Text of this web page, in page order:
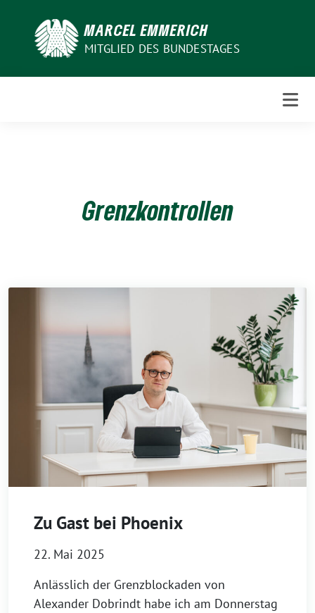
MARCEL EMMERICH
MITGLIED DES BUNDESTAGES
Grenzkontrollen
Zu Gast bei Phoenix
22. Mai 2025
Anlässlich der Grenzblockaden von
Alexander Dobrindt habe ich am Donnerstag